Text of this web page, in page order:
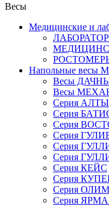
Весы
Медицинские и
РОСТОМЕРЫ
Напольные весы
Весы
Весы
Серия
Серия
Серия
Серия
Серия
Серия
Серия КЕЙС
Серия
Серия
Серия